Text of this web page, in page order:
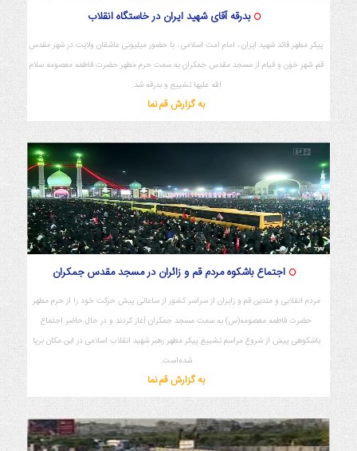
بدرقه آقای شهید ایران در خاستگاه انقلاب
پیکر مطهر قائد شهید ایران ، امام امت اسلامی ، با حضور میلیونی عاشقان ولایت در شهر مقدس
قم، شهر خون و قیام از مسجد مقدس جمکران به سمت حرم مطهر حضرت فاطمه معصومه سلام
الله علیها تشییع و بدرقه شد.
به گزارش قم نما
اجتماع باشکوه مردم قم و زائران در مسجد مقدس جمکران
مردم انقلابی و متدین قم و زایران از سراسر کشور از ساعاتی پیش حرکت خود را از حرم مطهر
حضرت فاطمه معصومه(س) به سمت مسجد جمکران آغاز کردند و در حال حاضر اجتماع
باشکوهی پیش از شروع مراسم تشییع پیکر مطهر رهبر شهید انقلاب اسلامی در این مکان برپا
شده‌است.
به گزارش قم نما